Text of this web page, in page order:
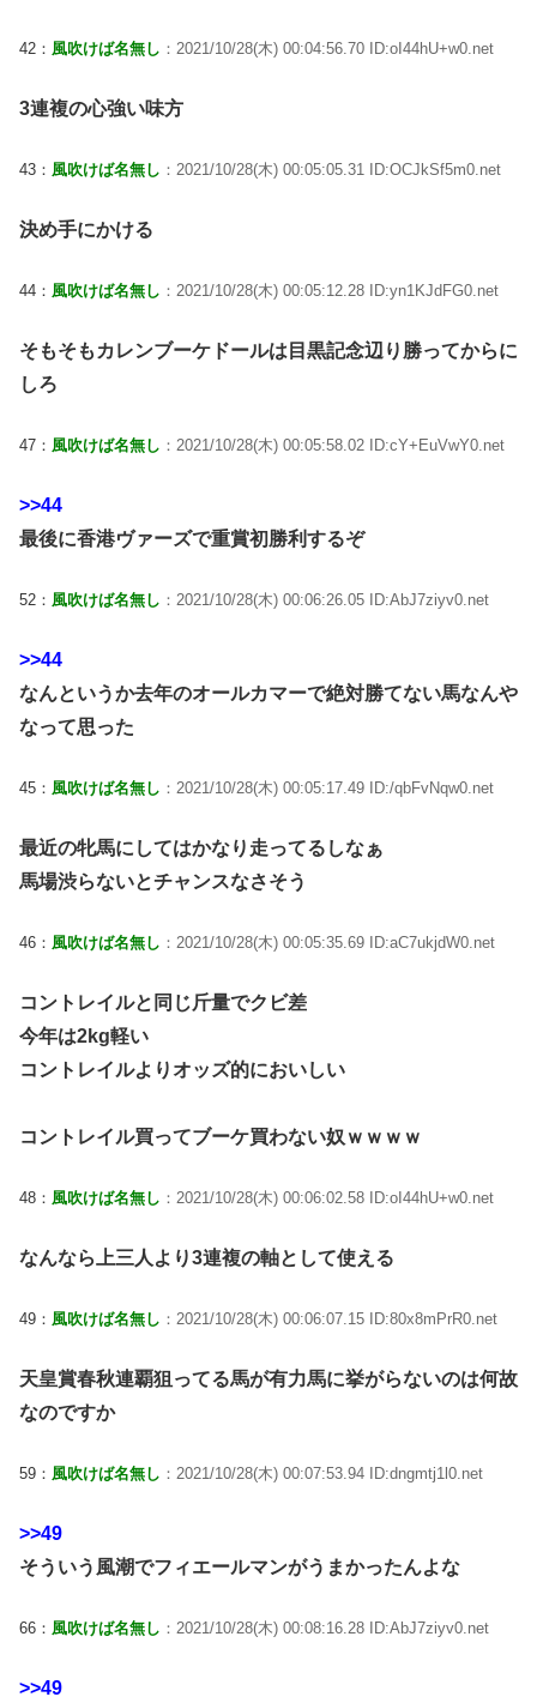
42： 風吹けば名無し ：2021/10/28(木) 00:04:56.70 ID:oI44hU+w0.net
3連複の心強い味方
43： 風吹けば名無し ：2021/10/28(木) 00:05:05.31 ID:OCJkSf5m0.net
決め手にかける
44： 風吹けば名無し ：2021/10/28(木) 00:05:12.28 ID:yn1KJdFG0.net
そもそもカレンブーケドールは目黒記念辺り勝ってからに
しろ
47： 風吹けば名無し ：2021/10/28(木) 00:05:58.02 ID:cY+EuVwY0.net
>>44
最後に香港ヴァーズで重賞初勝利するぞ
52： 風吹けば名無し ：2021/10/28(木) 00:06:26.05 ID:AbJ7ziyv0.net
>>44
なんというか去年のオールカマーで絶対勝てない馬なんや
なって思った
45： 風吹けば名無し ：2021/10/28(木) 00:05:17.49 ID:/qbFvNqw0.net
最近の牝馬にしてはかなり走ってるしなぁ
馬場渋らないとチャンスなさそう
46： 風吹けば名無し ：2021/10/28(木) 00:05:35.69 ID:aC7ukjdW0.net
コントレイルと同じ斤量でクビ差
今年は2kg軽い
コントレイルよりオッズ的においしい
コントレイル買ってブーケ買わない奴ｗｗｗｗ
48： 風吹けば名無し ：2021/10/28(木) 00:06:02.58 ID:oI44hU+w0.net
なんなら上三人より3連複の軸として使える
49： 風吹けば名無し ：2021/10/28(木) 00:06:07.15 ID:80x8mPrR0.net
天皇賞春秋連覇狙ってる馬が有力馬に挙がらないのは何故
なのですか
59： 風吹けば名無し ：2021/10/28(木) 00:07:53.94 ID:dngmtj1l0.net
>>49
そういう風潮でフィエールマンがうまかったんよな
66： 風吹けば名無し ：2021/10/28(木) 00:08:16.28 ID:AbJ7ziyv0.net
>>49